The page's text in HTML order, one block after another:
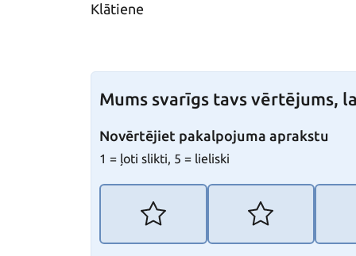
Klātiene
Mums svarīgs tavs vērtējums,
Novērtējiet pakalpojuma aprakstu
1 = ļoti slikti, 5 = lieliski